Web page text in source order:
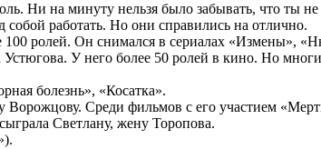
Ни на минуту нельзя было забывать, что ты
работать. Но они справились на отлично.
ролей. Он снимался в сериалах «Измены»,
У него более 50 ролей в кино. Но
болезнь», «Косатка».
Ворожцову. Среди фильмов с его участием
Светлану, жену Торопова.